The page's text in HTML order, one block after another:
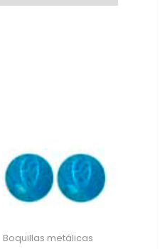
Boquillas metálicas